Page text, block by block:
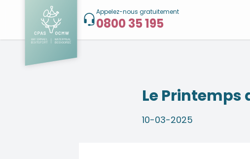
Appelez-nous gratuitement
0800 35 195
Le Printemps
10-03-2025